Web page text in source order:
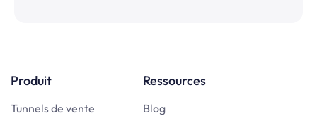
Produit
Tunnels de vente
Ressources
Blog